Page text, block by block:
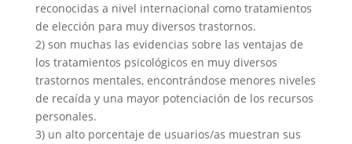
reconocidas a nivel internacional como tratamientos
de elección para muy diversos trastornos.
2) son muchas las evidencias sobre las ventajas de
los tratamientos psicológicos en muy diversos
trastornos mentales, encontrándose menores niveles
de recaída y una mayor potenciación de los recursos
personales.
3) un alto porcentaje de usuarios/as muestran sus